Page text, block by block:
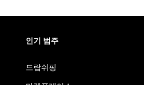
인기 범주
드랍쉬핑